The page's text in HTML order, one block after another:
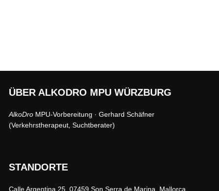
ÜBER ALKODRO MPU WÜRZBURG
AlkoDroMPU-Vorbereitung · Gerhard Schäfner
(Verkehrstherapeut, Suchtberater)
STANDORTE
Calle Argentina 25, 07459 Son Serra de Marina, Mallorca